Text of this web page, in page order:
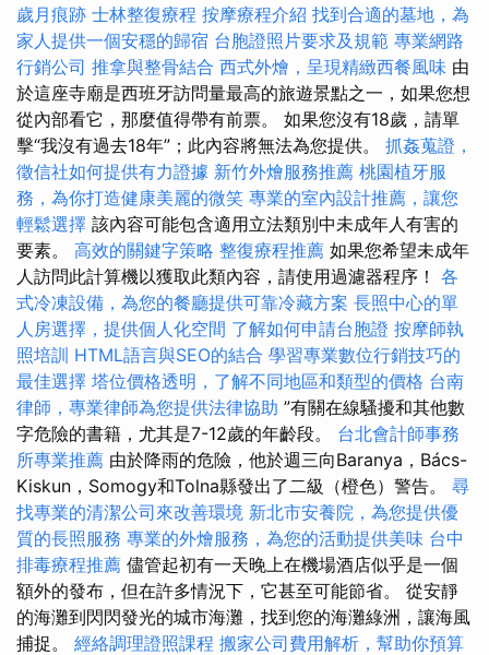
歲月痕跡 士林整復療程 按摩療程介紹 找到合適的墓地，為
家人提供一個安穩的歸宿 台胞證照片要求及規範 專業網路
行銷公司 推拿與整骨結合 西式外燴，呈現精緻西餐風味 由
於這座寺廟是西班牙訪問量最高的旅遊景點之一，如果您想
從內部看它，那麼值得帶有前票。 如果您沒有18歲，請單
擊“我沒有過去18年”；此內容將無法為您提供。 抓姦蒐證，
徵信社如何提供有力證據 新竹外燴服務推薦 桃園植牙服
務，為你打造健康美麗的微笑 專業的室內設計推薦，讓您
輕鬆選擇 該內容可能包含適用立法類別中未成年人有害的
要素。 高效的關鍵字策略 整復療程推薦 如果您希望未成年
人訪問此計算機以獲取此類內容，請使用過濾器程序！ 各
式冷凍設備，為您的餐廳提供可靠冷藏方案 長照中心的單
人房選擇，提供個人化空間 了解如何申請台胞證 按摩師執
照培訓 HTML語言與SEO的結合 學習專業數位行銷技巧的
最佳選擇 塔位價格透明，了解不同地區和類型的價格 台南
律師，專業律師為您提供法律協助 ”有關在線騷擾和其他數
字危險的書籍，尤其是7-12歲的年齡段。 台北會計師事務
所專業推薦 由於降雨的危險，他於週三向Baranya，Bács-
Kiskun，Somogy和Tolna縣發出了二級（橙色）警告。 尋
找專業的清潔公司來改善環境 新北市安養院，為您提供優
質的長照服務 專業的外燴服務，為您的活動提供美味 台中
排毒療程推薦 儘管起初有一天晚上在機場酒店似乎是一個
額外的發布，但在許多情況下，它甚至可能節省。 從安靜
的海灘到閃閃發光的城市海灘，找到您的海灘綠洲，讓海風
捕捉。 經絡調理證照課程 搬家公司費用解析，幫助你預算